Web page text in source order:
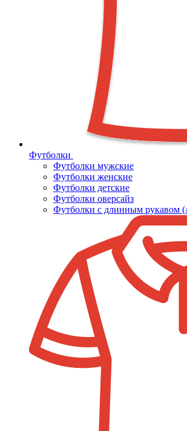
Футболки
Футболки мужские
Футболки женские
Футболки детские
Футболки оверсайз
Футболки с длинным рукавом